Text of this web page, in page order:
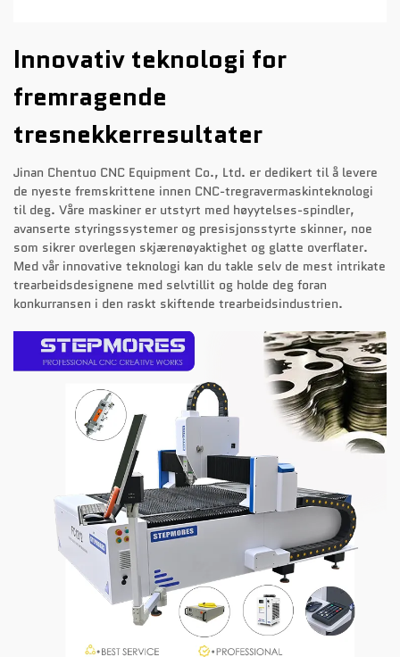
Innovativ teknologi for
fremragende
tresnekkerresultater
Jinan Chentuo CNC Equipment Co., Ltd. er dedikert til å levere
de nyeste fremskrittene innen CNC-tregravermaskinteknologi
til deg. Våre maskiner er utstyrt med høyytelses-spindler,
avanserte styringssystemer og presisjonsstyrte skinner, noe
som sikrer overlegen skjærenøyaktighet og glatte overflater.
Med vår innovative teknologi kan du takle selv de mest intrikate
trearbeidsdesignene med selvtillit og holde deg foran
konkurransen i den raskt skiftende trearbeidsindustrien.